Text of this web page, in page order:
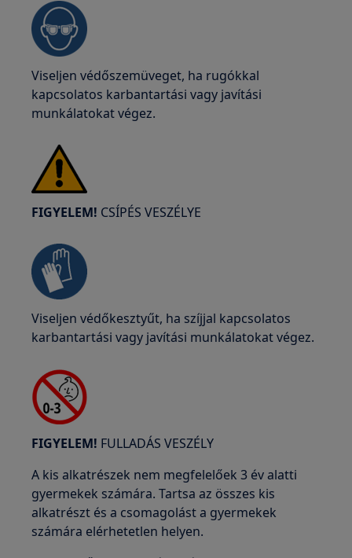
Viseljen védőszemüveget, ha rugókkal
kapcsolatos karbantartási vagy javítási
munkálatokat végez.
FIGYELEM! CSÍPÉS VESZÉLYE
Viseljen védőkesztyűt, ha szíjjal kapcsolatos
karbantartási vagy javítási munkálatokat végez.
FIGYELEM! FULLADÁS VESZÉLY
A kis alkatrészek nem megfelelőek 3 év alatti
gyermekek számára. Tartsa az összes kis
alkatrészt és a csomagolást a gyermekek
számára elérhetetlen helyen.